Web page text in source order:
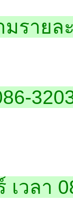
รายล
เวลา